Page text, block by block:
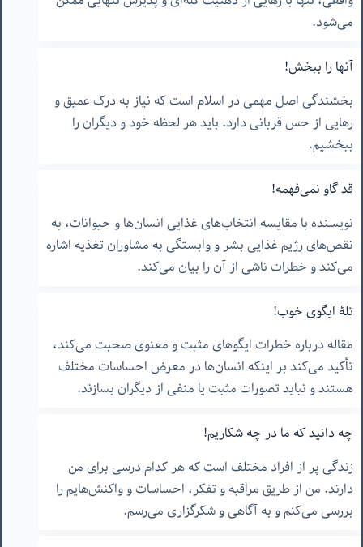
می‌شود.
آنها را ببخش!
بخشندگی اصل مهمی در اسلام است که نیاز به درک عمیق و
رهایی از حس قربانی دارد. باید هر لحظه خود و دیگران را
ببخشیم.
قد گاو نمی‌فهمه!
نویسنده با مقایسه انتخاب‌های غذایی انسان‌ها و حیوانات، به
نقص‌های رژیم غذایی بشر و وابستگی به مشاوران تغذیه اشاره
می‌کند و خطرات ناشی از آن را بیان می‌کند.
تلۀ ایگوی خوب!
مقاله درباره خطرات ایگوهای مثبت و معنوی صحبت می‌کند،
تأکید می‌کند بر اینکه انسان‌ها در معرض احساسات مختلف
هستند و نباید تصورات مثبت یا منفی از دیگران بسازند.
چه دانید که ما در چه شکاریم!
زندگی پر از افراد مختلف است که هر کدام درسی برای من
دارند. من از طریق مراقبه و تفکر، احساسات و واکنش‌هایم را
بررسی می‌کنم و به آگاهی و شکرگزاری می‌رسم.